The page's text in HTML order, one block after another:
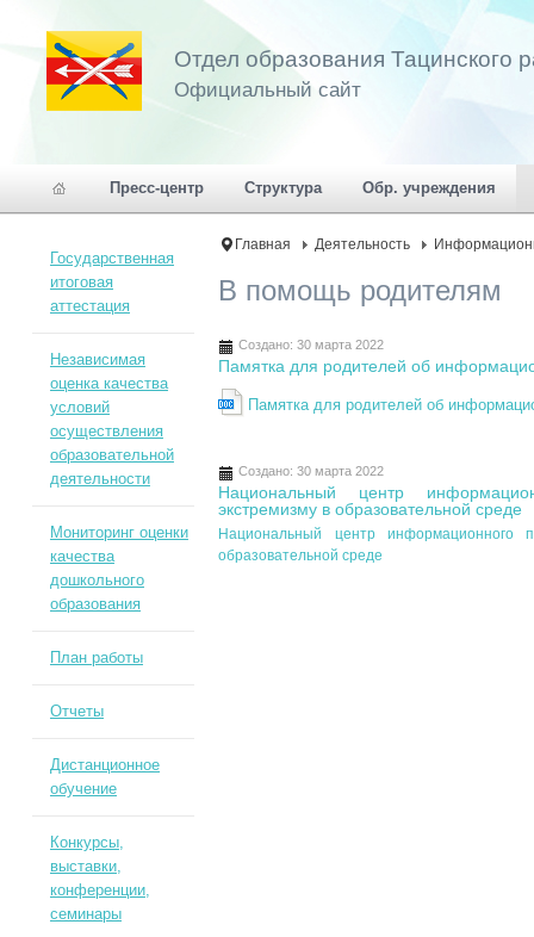
Отдел образования Тацинского
Официальный сайт
Пресс-центр Структура Обр. учреждения
Главная Деятельность
В помощь родителям
Создано: 30 марта 2022
Памятка для родителей об
Памятка для родителей об
Создано: 30 марта 2022
Национальный центр
экстремизму в образовательной среде
Национальный центр информационного
образовательной среде
Государственная
итоговая
аттестация
Независимая
оценка качества
условий
осуществления
образовательной
деятельности
Мониторинг оценки
качества
дошкольного
образования
План работы
Отчеты
Дистанционное
обучение
Конкурсы,
выставки,
конференции,
семинары